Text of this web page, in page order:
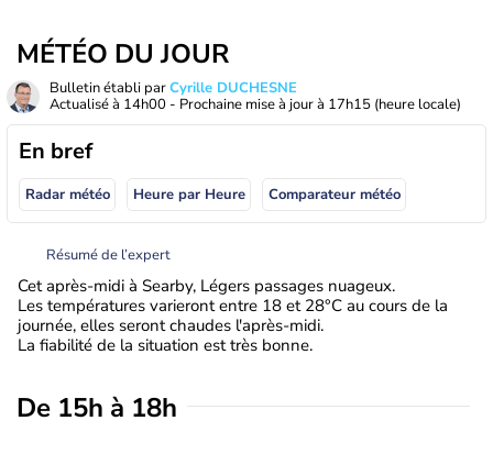
MÉTÉO DU JOUR
Bulletin établi parCyrille DUCHESNE
Actualisé à 14h00 - Prochaine mise à jour à 17h15 (heure locale)
En bref
Radar météo Heure par Heure Comparateur météo
Résumé de l’expert
Cet après-midi à Searby, Légers passages nuageux.
Les températures varieront entre 18 et 28°C au cours de la
journée, elles seront chaudes l'après-midi.
La fiabilité de la situation est très bonne.
De 15h à 18h